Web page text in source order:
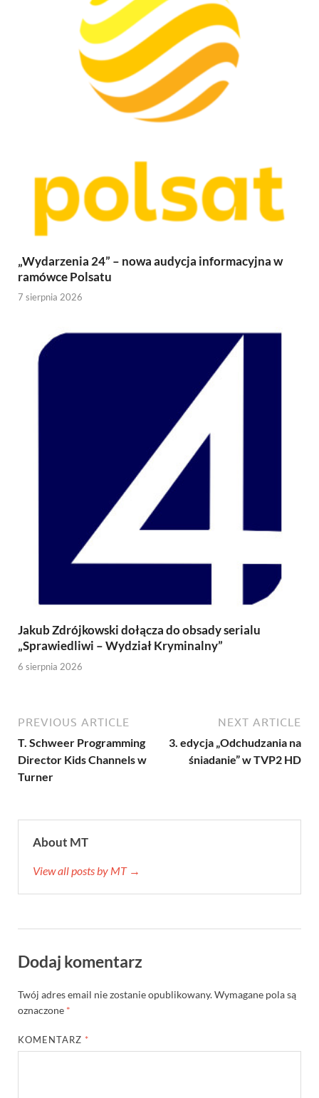
„Wydarzenia 24” – nowa audycja informacyjna w
ramówce Polsatu
7 sierpnia 2026
Jakub Zdrójkowski dołącza do obsady serialu
„Sprawiedliwi – Wydział Kryminalny”
6 sierpnia 2026
PREVIOUS ARTICLE
T. Schweer Programming
Director Kids Channels w
Turner
NEXT ARTICLE
3. edycja „Odchudzania na
śniadanie” w TVP2 HD
About MT
View all posts by MT →
Dodaj komentarz
Twój adres email nie zostanie opublikowany.Wymagane pola są
oznaczone *
KOMENTARZ *